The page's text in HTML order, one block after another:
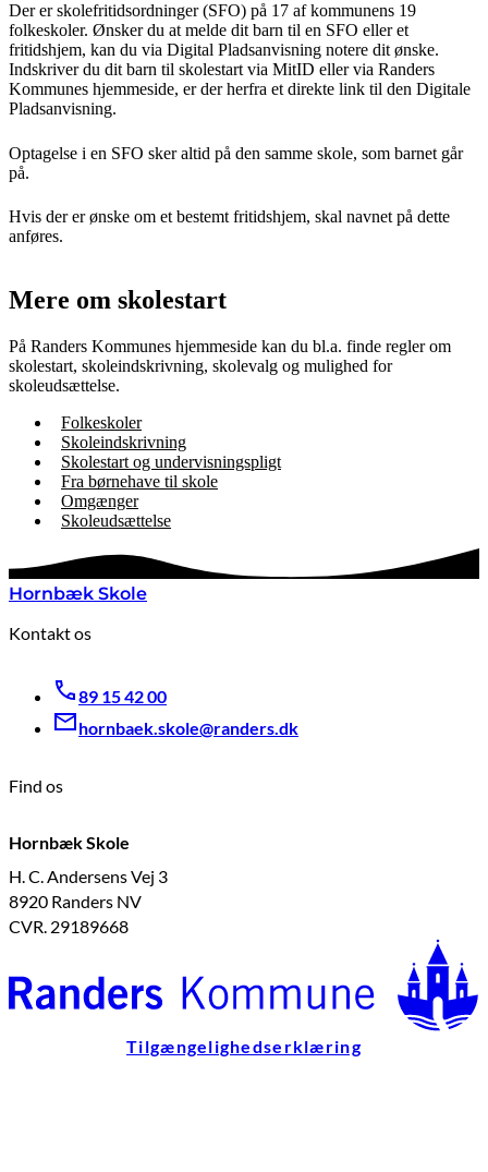
Der er skolefritidsordninger (SFO) på 17 af kommunens 19
folkeskoler. Ønsker du at melde dit barn til en SFO eller et
fritidshjem, kan du via Digital Pladsanvisning notere dit ønske.
Indskriver du dit barn til skolestart via MitID eller via Randers
Kommunes hjemmeside, er der herfra et direkte link til den Digitale
Pladsanvisning.
Optagelse i en SFO sker altid på den samme skole, som barnet går
på.
Hvis der er ønske om et bestemt fritidshjem, skal navnet på dette
anføres.
Mere om skolestart
På Randers Kommunes hjemmeside kan du bl.a. finde regler om
skolestart, skoleindskrivning, skolevalg og mulighed for
skoleudsættelse.
Folkeskoler
Skoleindskrivning
Skolestart og undervisningspligt
Fra børnehave til skole
Omgænger
Skoleudsættelse
Hornbæk Skole
Kontakt os
89 15 42 00
hornbaek.skole@randers.dk
Find os
Hornbæk Skole
H. C. Andersens Vej 3
8920 Randers NV
CVR. 29189668
Tilgængelighedserklæring